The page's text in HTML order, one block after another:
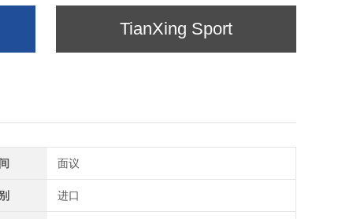
TianXing Sport
面议
进口